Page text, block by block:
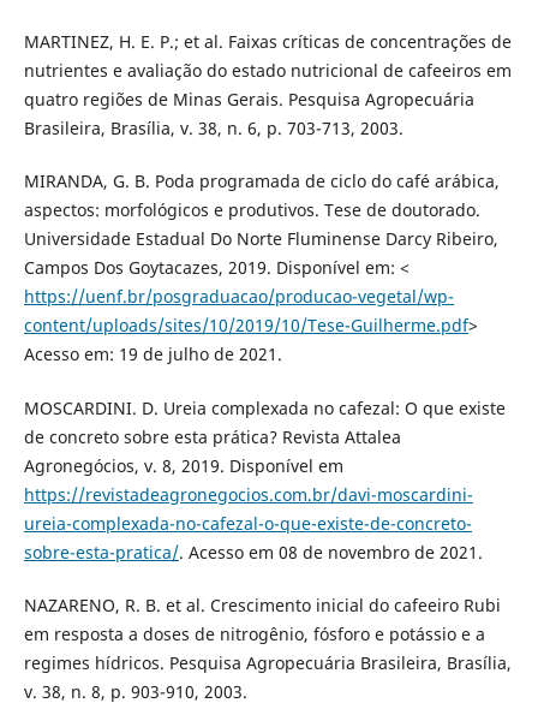
MARTINEZ, H. E. P.; et al. Faixas críticas de concentrações de
nutrientes e avaliação do estado nutricional de cafeeiros em
quatro regiões de Minas Gerais. Pesquisa Agropecuária
Brasileira, Brasília, v. 38, n. 6, p. 703-713, 2003.
MIRANDA, G. B. Poda programada de ciclo do café arábica,
aspectos: morfológicos e produtivos. Tese de doutorado.
Universidade Estadual Do Norte Fluminense Darcy Ribeiro,
Campos Dos Goytacazes, 2019. Disponível em: <
https://uenf.br/posgraduacao/producao-vegetal/wp-
content/uploads/sites/10/2019/10/Tese-Guilherme.pdf>
Acesso em: 19 de julho de 2021.
MOSCARDINI. D. Ureia complexada no cafezal: O que existe
de concreto sobre esta prática? Revista Attalea
Agronegócios, v. 8, 2019. Disponível em
https://revistadeagronegocios.com.br/davi-moscardini-
ureia-complexada-no-cafezal-o-que-existe-de-concreto-
sobre-esta-pratica/. Acesso em 08 de novembro de 2021.
NAZARENO, R. B. et al. Crescimento inicial do cafeeiro Rubi
em resposta a doses de nitrogênio, fósforo e potássio e a
regimes hídricos. Pesquisa Agropecuária Brasileira, Brasília,
v. 38, n. 8, p. 903-910, 2003.